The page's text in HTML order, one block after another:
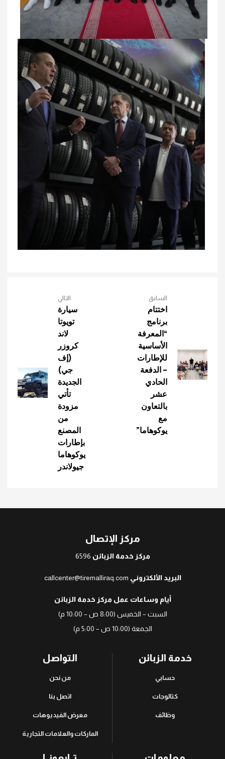
السابق
اختتام
برنامج
“المعرفة
الأساسية
للإطارات
– الدفعة
الحادي
عشر
بالتعاون
مع
يوكوهاما”
التالي
سيارة
تويوتا
لاند
كروزر
(إف
جي)
الجديدة
تأتي
مزودة
من
المصنع
بإطارات
يوكوهاما
جيولاندر
مركز الإتصال
مركز خدمة الزبائن 6596
البريد الألكتروني callcenter@tiremalliraq.com
أيام وساعات عمل مركز خدمة الزبائن
السبت – الخميس (8:00 ص – 10:00 م)
الجمعة (10:00 ص – 5:00 م)
خدمة الزبائن
حسابي
كتالوجات
وظائف
التواصل
من نحن
اتصل بنا
معرض الفيديوهات
الماركات والعلامات التجارية